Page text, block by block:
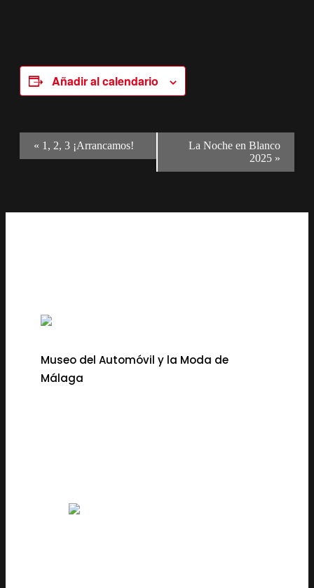
Añadir al calendario
Navegación
Evento
« 1, 2, 3 ¡Arrancamos!
La Noche en Blanco
2025 »
Museo del Automóvil y la Moda de
Málaga